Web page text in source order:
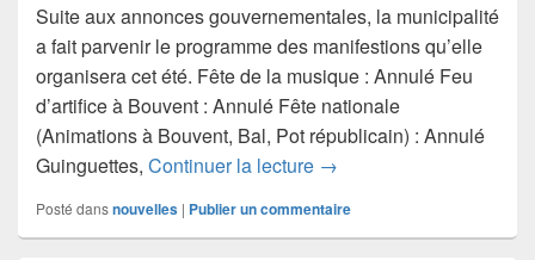
Suite aux annonces gouvernementales, la municipalité
a fait parvenir le programme des manifestions qu’elle
organisera cet été. Fête de la musique : Annulé Feu
d’artifice à Bouvent : Annulé Fête nationale
(Animations à Bouvent, Bal, Pot républicain) : Annulé
Guinguettes, Continuer la lecture Programme des
→
Posté dansnouvelles | Publier un commentaire